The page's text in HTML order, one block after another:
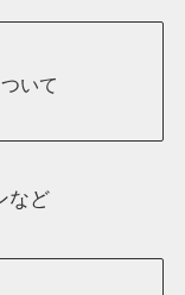
いて
など